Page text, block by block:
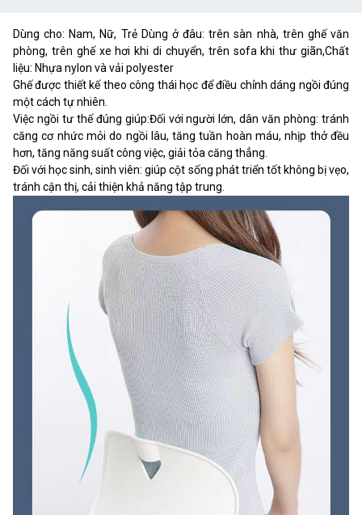
Dùng cho: Nam, Nữ, Trẻ ️Dùng ở đâu: trên sàn nhà, trên ghế văn
phòng, trên ghế xe hơi khi di chuyển, trên sofa khi thư giãn,️Chất
liệu: Nhựa nylon và vải polyester
Ghế được thiết kế theo công thái học để điều chỉnh dáng ngồi đúng
một cách tự nhiên.
Việc ngồi tư thế đúng giúp:Đối với người lớn, dân văn phòng: tránh
căng cơ nhức mỏi do ngồi lâu, tăng tuần hoàn máu, nhịp thở đều
hơn, tăng năng suất công việc, giải tỏa căng thẳng.
Đối với học sinh, sinh viên: giúp cột sống phát triển tốt không bị vẹo,
tránh cận thị, cải thiện khả năng tập trung.